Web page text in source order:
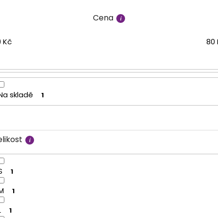
Cena
Kč 80
skladě 1
1
1
1